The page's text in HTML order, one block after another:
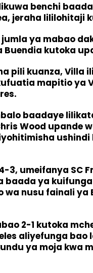
benchi
jeraha lililohitaji
ya mabao
kutoka
pili kuanza, Villa
mapitio ya
baadaye
Wood upande
ushindi
3, umeifanya SC
ya
nusu fainali ya
2-1 kutoka
aliyefunga bao
ya moja kwa